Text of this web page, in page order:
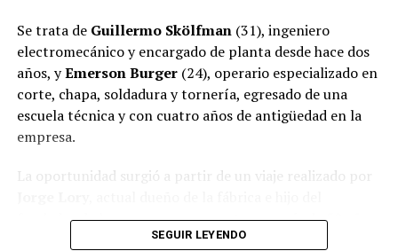
Se trata de Guillermo Skölfman(31), ingeniero
electromecánico y encargado de planta desde hace dos
años, yEmerson Burger(24), operario especializado en
corte, chapa, soldadura y tornería, egresado de una
escuela técnica y con cuatro años de antigüedad en la
empresa.
La oportunidad surgió a partir de un viaje realizado por
fundador de la empresa, que cuenta con más de 50 años
Oberá.
SEGUIR LEYENDO